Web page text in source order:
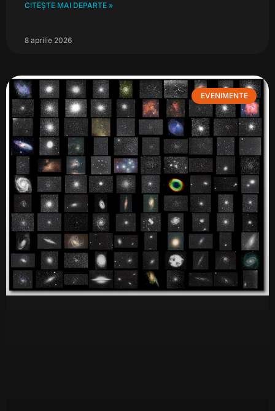
CITEȘTE MAI DEPARTE »
8 aprilie 2026
EVENIMENTE